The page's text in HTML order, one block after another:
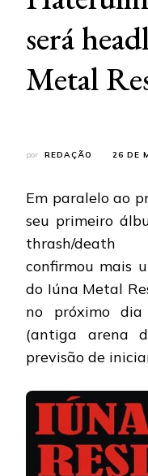
será
Metal
por REDAÇÃO 26 DE
Em paralelo ao
seu primeiro
thrash/
confirmou mais
do Iúna Metal
no próximo dia
(antiga arena
previsão de